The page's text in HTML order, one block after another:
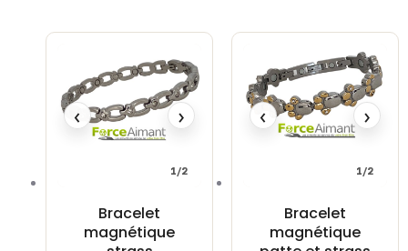
Bracelet
magnétique
‹ ›
1/2
Bracelet
magnétique
‹ ›
1/2